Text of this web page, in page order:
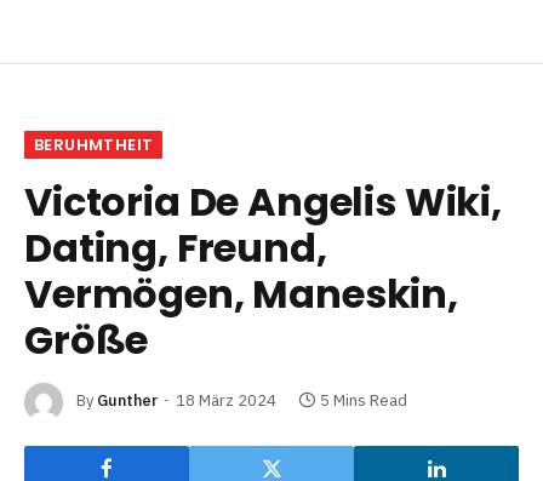
BERUHMTHEIT
Victoria De Angelis Wiki,
Dating, Freund,
Vermögen, Maneskin,
Größe
By Gunther 18 März 2024 5 Mins Read